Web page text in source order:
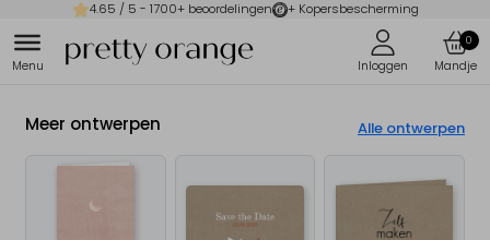
4.65 / 5 - 1700+ beoordelingen + Kopersbescherming
0
Meer ontwerpen Alle ontwerpen